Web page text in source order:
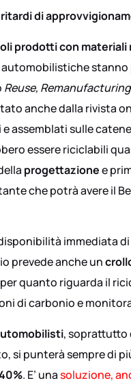
ritardi di
prodotti con materiali
Reuse,
anche dalla rivista
assemblati sulle
essere riciclabili
progettazionee
che potrà avere il
immediata
prevede anche un
quanto riguarda il
di carbonio e
, soprattutto
si punterà sempre di
. E’ unasoluzione,